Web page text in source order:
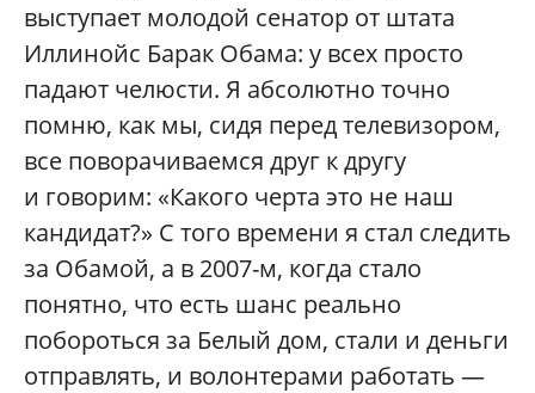
выступает молодой сенатор от штата
Иллинойс Барак Обама: у всех просто
падают челюсти. Я абсолютно точно
помню, как мы, сидя перед телевизором,
все поворачиваемся друг к другу
и говорим: «Какого черта это не наш
кандидат?» С того времени я стал следить
за Обамой, а в 2007-м, когда стало
понятно, что есть шанс реально
побороться за Белый дом, стали и деньги
отправлять, и волонтерами работать —